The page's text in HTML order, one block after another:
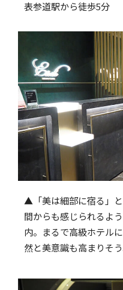
表参道駅から徒歩5分
▲「美は細部に宿る」
間からも感じられるよ
内。まるで高級ホテル
然と美意識も高まりそう